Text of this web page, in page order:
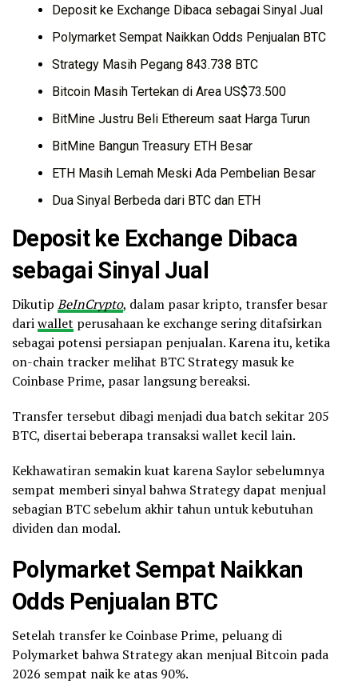
Deposit ke Exchange Dibaca sebagai Sinyal Jual
Polymarket Sempat Naikkan Odds Penjualan BTC
Strategy Masih Pegang 843.738 BTC
Bitcoin Masih Tertekan di Area US$73.500
BitMine Justru Beli Ethereum saat Harga Turun
BitMine Bangun Treasury ETH Besar
ETH Masih Lemah Meski Ada Pembelian Besar
Dua Sinyal Berbeda dari BTC dan ETH
Deposit ke Exchange Dibaca
sebagai Sinyal Jual
Dikutip BeInCrypto, dalam pasar kripto, transfer besar
dariwallet perusahaan ke exchange sering ditafsirkan
sebagai potensi persiapan penjualan. Karena itu, ketika
on-chain tracker melihat BTC Strategy masuk ke
Coinbase Prime, pasar langsung bereaksi.
Transfer tersebut dibagi menjadi dua batch sekitar 205
BTC, disertai beberapa transaksi wallet kecil lain.
Kekhawatiran semakin kuat karena Saylor sebelumnya
sempat memberi sinyal bahwa Strategy dapat menjual
sebagian BTC sebelum akhir tahun untuk kebutuhan
dividen dan modal.
Polymarket Sempat Naikkan
Odds Penjualan BTC
Setelah transfer ke Coinbase Prime, peluang di
Polymarket bahwa Strategy akan menjual Bitcoin pada
2026 sempat naik ke atas 90%.